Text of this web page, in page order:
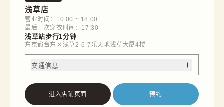
浅草店
营业时间：10:00 ~ 18:00
最后一次穿衣时间：17:30
浅草站步行1分钟
东京都台东区浅草2-6-7乐天地浅草大厦4楼
交通信息
进入店铺页面 预约